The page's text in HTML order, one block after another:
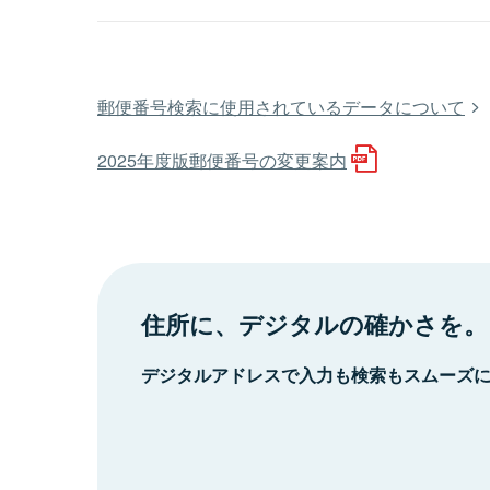
郵便番号検索に使用されているデータについて
2025年度版郵便番号の変更案内
住所に、デジタルの確かさを。
デジタルアドレスで入力も検索もスムーズ